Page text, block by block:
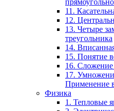
11.
12.
13. Четыре
треугольника
14.
15. Понятие
16. Сложение
17.
Применение
Физика
1. Тепловые